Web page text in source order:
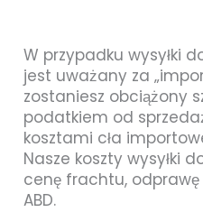
W przypadku wysyłki
jest uważany za
zostaniesz obciążony
podatkiem od
kosztami cła
Nasze koszty wysyłki
cenę frachtu,
ABD.